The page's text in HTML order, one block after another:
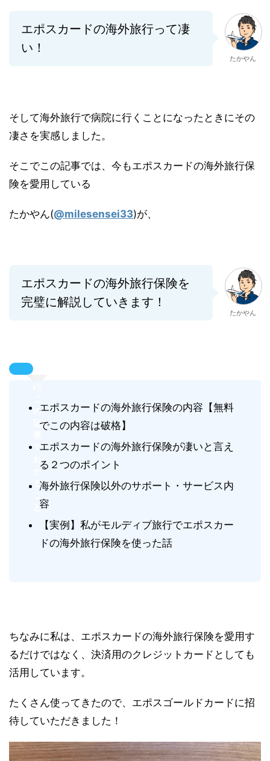
エポスカードの海外旅行って凄
い！
たかやん
そして海外旅行で病院に行くことになったときにその
凄さを実感しました。
そこでこの記事では、今もエポスカードの海外旅行保
険を愛用している
たかやん(@milesensei33)が、
エポスカードの海外旅行保険を
完璧に解説していきます！
たかやん
の
記
で
わ
る
と
エポスカードの海外旅行保険の内容【無料
でこの内容は破格】
エポスカードの海外旅行保険が凄いと言え
る２つのポイント
海外旅行保険以外のサポート・サービス内
容
【実例】私がモルディブ旅行でエポスカー
ドの海外旅行保険を使った話
ちなみに私は、エポスカードの海外旅行保険を愛用す
るだけではなく、決済用のクレジットカードとしても
活用しています。
たくさん使ってきたので、エポスゴールドカードに招
待していただきました！